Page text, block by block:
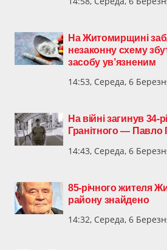
На Житомирщині
незаконну схему
засобу ув’язненим
14:53, Середа, 6
На війні загинув 34-
Гранітного — Павло
14:43, Середа, 6
85-річного жителя
району знайдено
14:32, Середа, 6